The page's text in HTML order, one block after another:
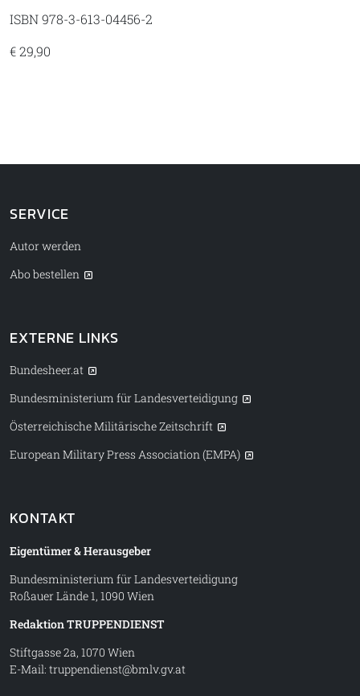
ISBN 978-3-613-04456-2
€ 29,90
SERVICE
Autor werden
Abo bestellen
EXTERNE LINKS
Bundesheer.at
Bundesministerium für Landesverteidigung
Österreichische Militärische Zeitschrift
European Military Press Association (EMPA)
KONTAKT
Eigentümer & Herausgeber
Bundesministerium für Landesverteidigung
Roßauer Lände 1, 1090 Wien
Redaktion TRUPPENDIENST
Stiftgasse 2a, 1070 Wien
E-Mail: truppendienst@bmlv.gv.at